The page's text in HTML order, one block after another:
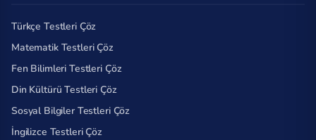
Türkçe Testleri Çöz
Matematik Testleri Çöz
Fen Bilimleri Testleri Çöz
Din Kültürü Testleri Çöz
Sosyal Bilgiler Testleri Çöz
İngilizce Testleri Çöz